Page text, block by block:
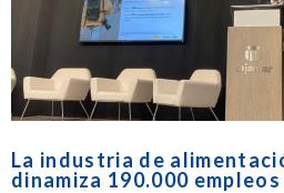
La industria de
dinamiza 190.000